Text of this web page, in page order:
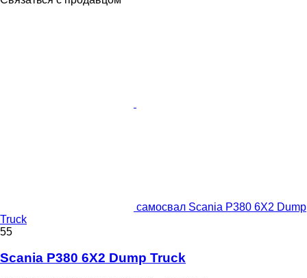
самосвал Scania P380 6X2 Dump
Truck
55
Scania P380 6X2 Dump Truck